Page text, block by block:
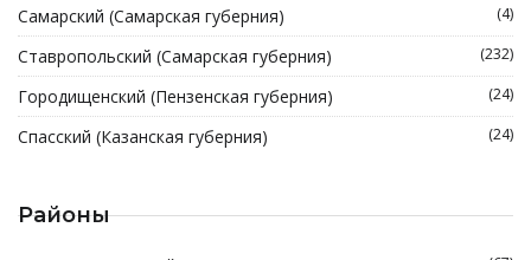
Самарский (Самарская губерния) (4)
Ставропольский (Самарская губерния) (232)
Городищенский (Пензенская губерния) (24)
Спасский (Казанская губерния) (24)
Районы